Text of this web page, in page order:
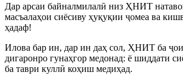
Дар арсаи байналмилалӣ низ ҲНИТ
масъалаҳои сиёсиву ҳуқуқии ҷомеа ва
ҳадаф!
Илова бар ин, дар ин даҳ сол, ҲНИТ ба ҷои
дигаронро гунаҳгор медонад: ё шиддати
ба таври куллӣ коҳиш медиҳад.